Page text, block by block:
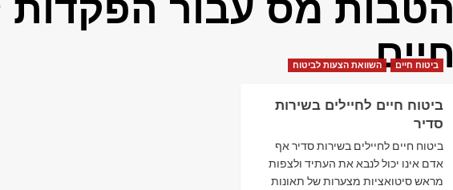
הטבות מס עבור הפקדות
חיים
ביטוח חיים השוואת הצעות לביטוח
ביטוח חיים לחיילים בשירות
סדיר
ביטוח חיים לחיילים בשירות סדיר אף
אדם אינו יכול לנבא את העתיד ולצפות
מראש סיטואציות מצערות של תאונות